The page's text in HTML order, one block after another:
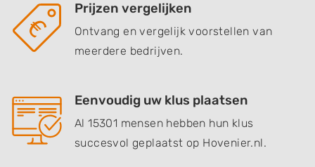
Prijzen vergelijken
Ontvang en vergelijk voorstellen van
meerdere bedrijven.
Eenvoudig uw klus plaatsen
Al 15301 mensen hebben hun klus
succesvol geplaatst op Hovenier.nl.